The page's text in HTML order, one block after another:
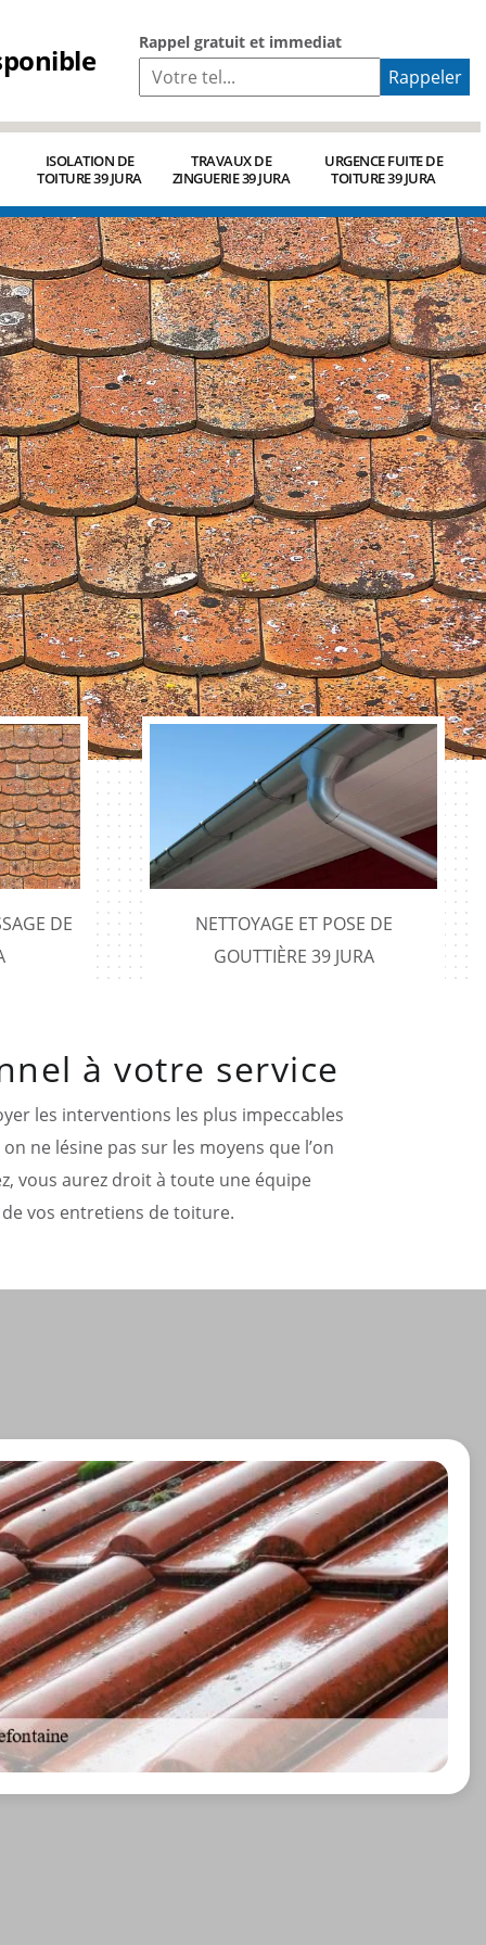
Rappel gratuit et immediat
ISOLATION DE
TOITURE 39 JURA
TRAVAUX DE
ZINGUERIE 39 JURA
URGENCE FUITE DE
TOITURE 39 JURA
DE
NETTOYAGE ET POSE DE
GOUTTIÈRE 39 JURA
à votre service
les interventions les plus impeccables
ne lésine pas sur les moyens que l’on
vous aurez droit à toute une équipe
vos entretiens de toiture.